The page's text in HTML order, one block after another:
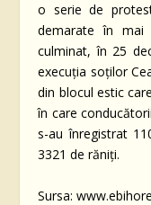
o serie de
demarate în mai
culminat, în 25
execuția soților
din blocul estic
în care
s-au înregistrat
3321 de răniți.
Sursa: